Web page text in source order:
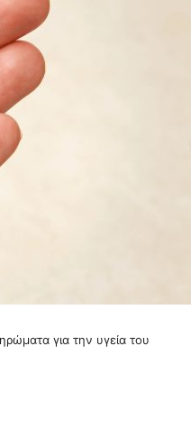
για την υγεία του